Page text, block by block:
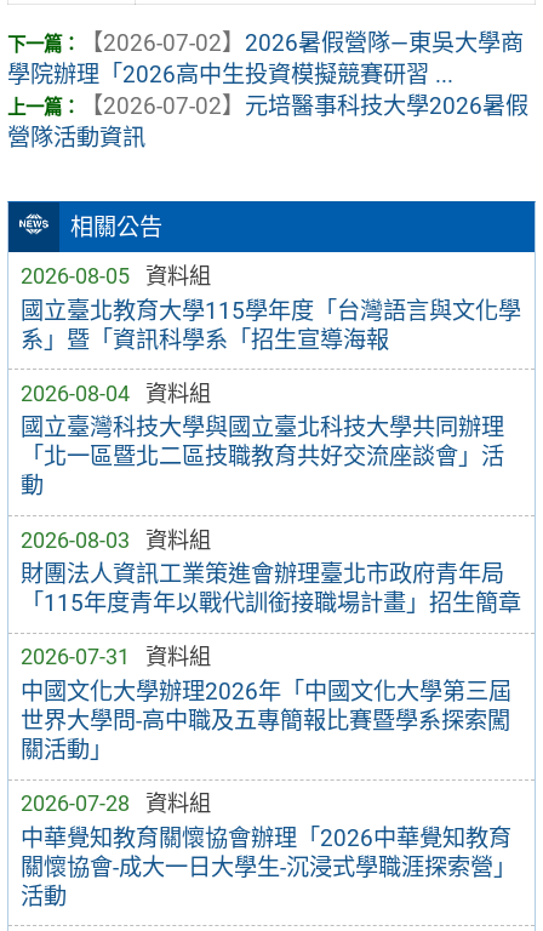
相關公告
2026-08-05 資料組
國立臺北教育大學115學年度「台灣語言與文化學
系」暨「資訊科學系「招生宣導海報
2026-08-04 資料組
國立臺灣科技大學與國立臺北科技大學共同辦理
「北一區暨北二區技職教育共好交流座談會」活
動
2026-08-03 資料組
財團法人資訊工業策進會辦理臺北市政府青年局
「115年度青年以戰代訓銜接職場計畫」招生簡章
2026-07-31 資料組
中國文化大學辦理2026年「中國文化大學第三屆
世界大學問-高中職及五專簡報比賽暨學系探索闖
關活動」
2026-07-28 資料組
中華覺知教育關懷協會辦理「2026中華覺知教育
關懷協會-成大一日大學生-沉浸式學職涯探索營」
活動
【2026-07-02】 2026暑假營隊—東吳大學商
學院辦理「2026高中生投資模擬競賽研習 ...
【2026-07-02】 元培醫事科技大學2026暑假
營隊活動資訊